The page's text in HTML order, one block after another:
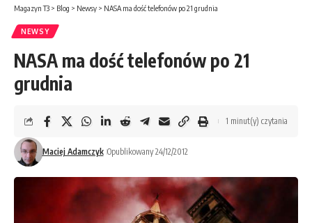
Magazyn T3 > Blog > Newsy > NASA ma dość telefonów po 21 grudnia
NEWSY
NASA ma dość telefonów po 21
grudnia
Maciej Adamczyk Opublikowany 24/12/2012
1 minut(y) czytania